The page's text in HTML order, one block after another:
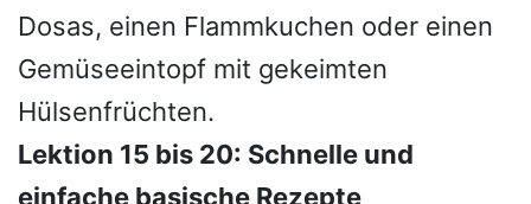
Dosas, einen Flammkuchen oder einen
Gemüseeintopf mit gekeimten
Hülsenfrüchten.
Lektion 15 bis 20: Schnelle und
einfache basische Rezepte